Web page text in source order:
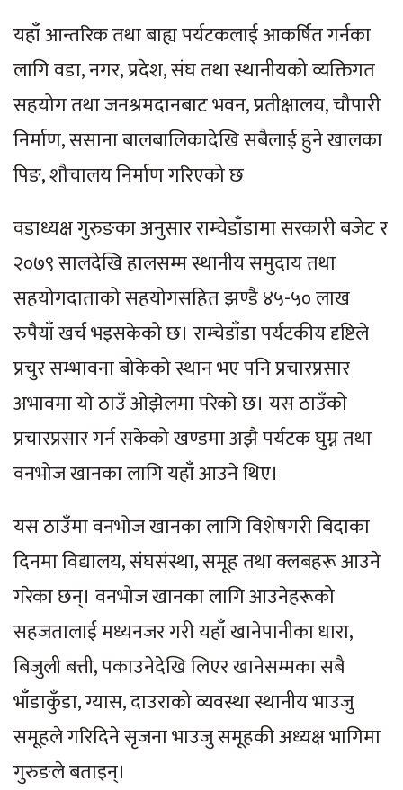
यहाँ आन्तरिक तथा बाह्य पर्यटकलाई आकर्षित गर्नका
लागि वडा, नगर, प्रदेश, संघ तथा स्थानीयको व्यक्तिगत
सहयोग तथा जनश्रमदानबाट भवन, प्रतीक्षालय, चौपारी
निर्माण, ससाना बालबालिकादेखि सबैलाई हुने खालका
पिङ, शौचालय निर्माण गरिएको छ
वडाध्यक्ष गुरुङका अनुसार राम्चेडाँडामा सरकारी बजेट र
२०७९ सालदेखि हालसम्म स्थानीय समुदाय तथा
सहयोगदाताको सहयोगसहित झण्डै ४५-५० लाख
रुपैयाँ खर्च भइसकेको छ। राम्चेडाँडा पर्यटकीय दृष्टिले
प्रचुर सम्भावना बोकेको स्थान भए पनि प्रचारप्रसार
अभावमा यो ठाउँ ओझेलमा परेको छ। यस ठाउँको
प्रचारप्रसार गर्न सकेको खण्डमा अझै पर्यटक घुम्न तथा
वनभोज खानका लागि यहाँ आउने थिए।
यस ठाउँमा वनभोज खानका लागि विशेषगरी बिदाका
दिनमा विद्यालय, संघसंस्था, समूह तथा क्लबहरू आउने
गरेका छन्। वनभोज खानका लागि आउनेहरूको
सहजतालाई मध्यनजर गरी यहाँ खानेपानीका धारा,
बिजुली बत्ती, पकाउनेदेखि लिएर खानेसम्मका सबै
भाँडाकुँडा, ग्यास, दाउराको व्यवस्था स्थानीय भाउजु
समूहले गरिदिने सृजना भाउजु समूहकी अध्यक्ष भागिमा
गुरुङले बताइन्।